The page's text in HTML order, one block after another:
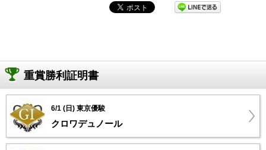
重賞勝利証明書
6/1 (日) 東京優駿
クロワデュノール